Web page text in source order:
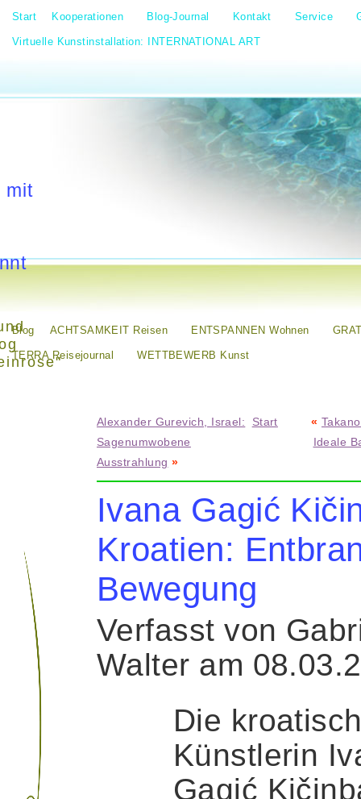
Start Kooperationen Blog-Journal Kontakt Service
Virtuelle Kunstinstallation: INTERNATIONAL ART
mit
Blog ACHTSAMKEIT Reisen ENTSPANNEN Wohnen
TERRA Reisejournal WETTBEWERB Kunst
Alexander Gurevich, Israel:
Sagenumwobene
Ausstrahlung »
Start «
Ideale
Ivana Gagić
Kroatien:
Bewegung
Verfasst von
Walter am
Die
Künstlerin
Gagić